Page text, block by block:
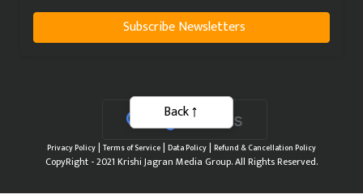
Subscribe Newsletters
Privacy Policy| Terms of Service| Data Policy| Refund & Cancellation Policy
CopyRight - 2021 Krishi Jagran Media Group. All Rights Reserved.
Back